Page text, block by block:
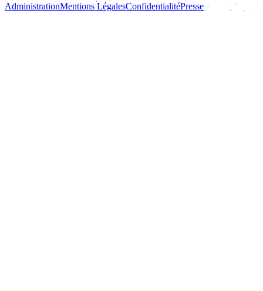
AdministrationMentions LégalesConfidentialitéPresse